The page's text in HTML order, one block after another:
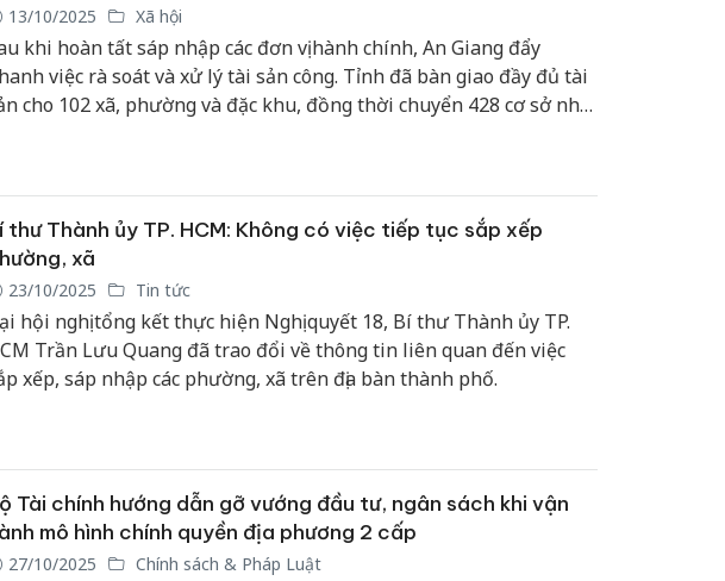
13/10/2025 Xã hội
khi hoàn tất sáp nhập các đơn vị hành chính, An Giang đẩy
việc rà soát và xử lý tài sản công. Tỉnh đã bàn giao đầy đủ tài
cho 102 xã, phường và đặc khu, đồng thời chuyển 428 cơ sở nhà,
thư Thành ủy TP. HCM: Không có việc tiếp tục sắp xếp
xã
23/10/2025 Tin tức
hội nghị tổng kết thực hiện Nghị quyết 18, Bí thư Thành ủy TP.
Trần Lưu Quang đã trao đổi về thông tin liên quan đến việc
xếp, sáp nhập các phường, xã trên địa bàn thành phố.
Tài chính hướng dẫn gỡ vướng đầu tư, ngân sách khi vận
mô hình chính quyền địa phương 2 cấp
27/10/2025 Chính sách & Pháp Luật